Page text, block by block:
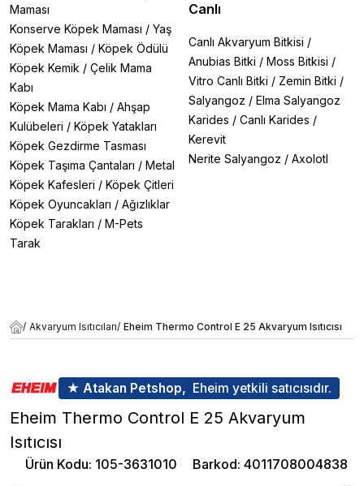
Maması
Konserve Köpek Maması / Yaş
Köpek Maması / Köpek Ödülü
Köpek Kemik / Çelik Mama
Kabı
Köpek Mama Kabı / Ahşap
Kulübeleri / Köpek Yatakları
Köpek Gezdirme Tasması
Köpek Taşıma Çantaları / Metal
Köpek Kafesleri / Köpek Çitleri
Köpek Oyuncakları / Ağızlıklar
Köpek Tarakları / M-Pets
Tarak
Canlı
Canlı Akvaryum Bitkisi /
Anubias Bitki / Moss Bitkisi /
Vitro Canlı Bitki / Zemin Bitki /
Salyangoz / Elma Salyangoz
Karides / Canlı Karides /
Kerevit
Nerite Salyangoz / Axolotl
/ Akvaryum Isıtıcıları/ Eheim Thermo Control E 25 Akvaryum Isıtıcısı
★ Atakan Petshop, Eheim yetkili satıcısıdır.
Eheim Thermo Control E 25 Akvaryum
Isıtıcısı
Ürün Kodu: 105-3631010 Barkod: 4011708004838